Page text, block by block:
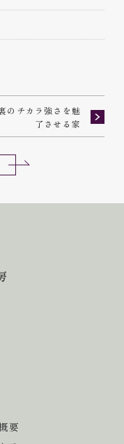
のチカラ強さを魅
了させる家
要